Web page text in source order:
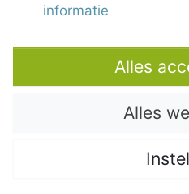
Copyright © 2021 – Domaine de
pictures are the properties of their
informatie
Alles
Alles